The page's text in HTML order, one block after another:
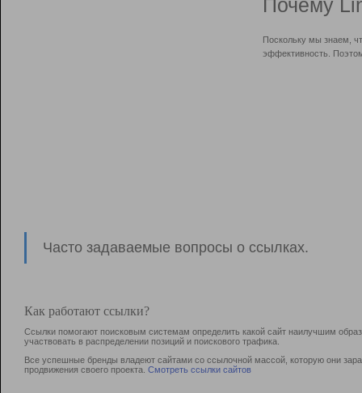
Почему
Поскольку мы знаем,
эффективность.
Часто задаваемые вопросы о ссылках.
Как работают ссылки?
Ссылки помогают поисковым системам определить какой сайт наилучшим
участвовать в раcпределении позиций и поискового трафика.
Все успешные бренды владеют сайтами со ссылочной массой, которую они
продвижения своего проекта. Смотреть ссылки сайтов